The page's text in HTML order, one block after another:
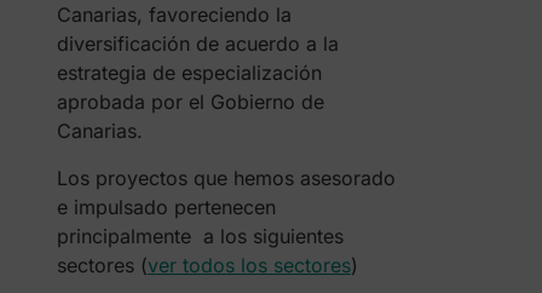
Canarias, favoreciendo la
diversificación de acuerdo a la
estrategia de especialización
aprobada por el Gobierno de
Canarias.
Los proyectos que hemos asesorado
e impulsado pertenecen
principalmente a los siguientes
sectores (ver todos los sectores)